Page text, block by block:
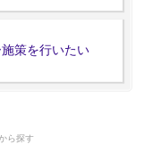
策を行いたい
ら探す